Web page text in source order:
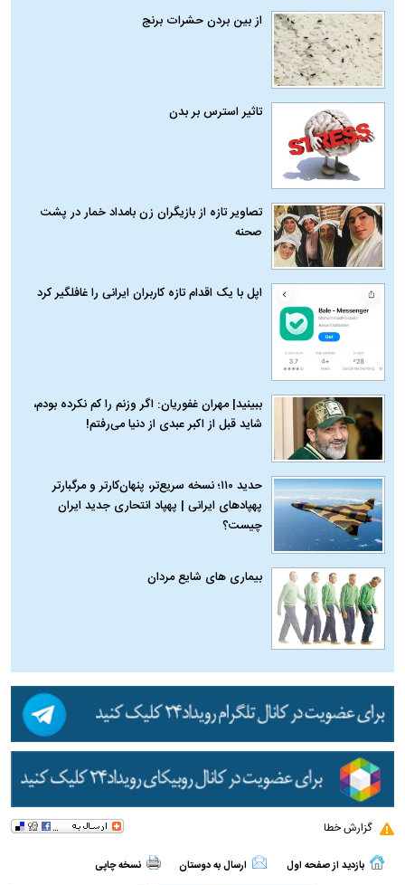
از بین بردن حشرات برنج
تاثیر استرس بر بدن
تصاویر تازه از بازیگران زن بامداد خمار در پشت
صحنه
اپل با یک اقدام تازه کاربران ایرانی را غافلگیر کرد
ببینید| مهران غفوریان: اگر وزنم را کم نکرده بودم،
شاید قبل از اکبر عبدی از دنیا می‌رفتم!
حدید ۱۱۰؛ نسخه سریع‌تر، پنهان‌کارتر و مرگبارتر
پهپادهای ایرانی | پهپاد انتحاری جدید ایران
چیست؟
بیماری‌ های شایع مردان
گزارش خطا
بازدید از صفحه اول ارسال به دوستان نسخه چاپی